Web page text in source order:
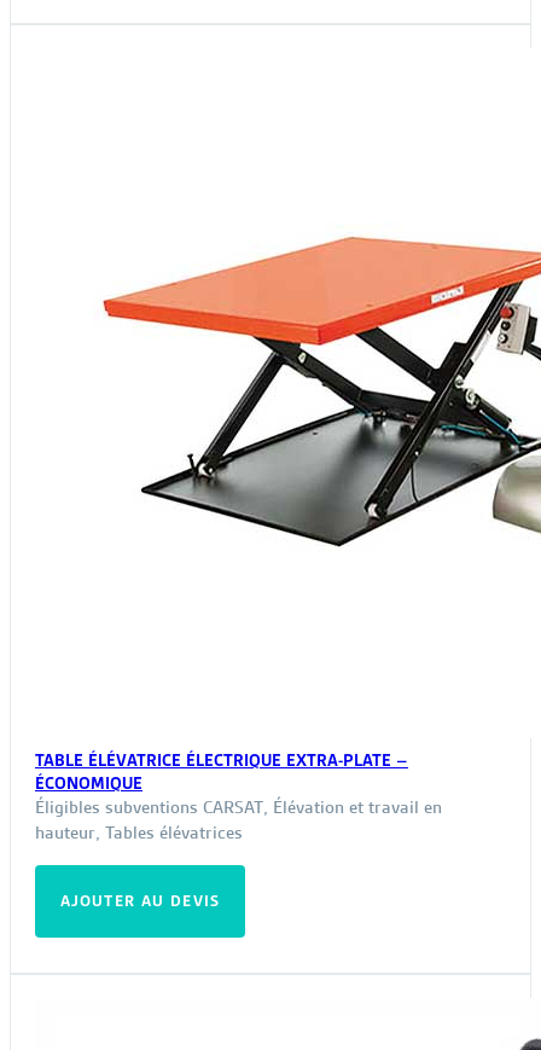
TABLE ÉLÉVATRICE ÉLECTRIQUE EXTRA-PLATE –
ÉCONOMIQUE
Éligibles subventions CARSAT, Élévation et travail en
hauteur, Tables élévatrices
AJOUTER AU DEVIS